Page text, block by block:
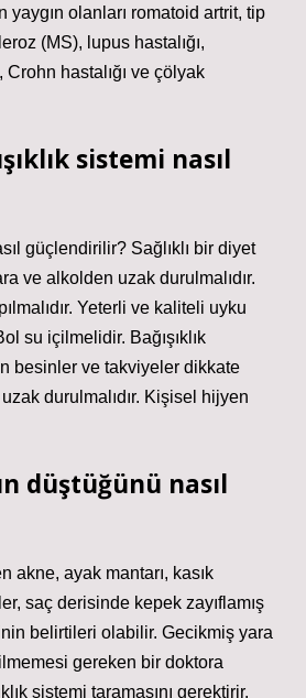
yaygın olanları romatoid artrit, tip
(MS), lupus hastalığı,
Crohn hastalığı ve çölyak
sistemi nasıl
güçlendirilir? Sağlıklı bir diyet
ve alkolden uzak durulmalıdır.
Yeterli ve kaliteli uyku
su içilmelidir. Bağışıklık
besinler ve takviyeler dikkate
uzak durulmalıdır. Kişisel hijyen
düştüğünü nasıl
akne, ayak mantarı, kasık
saç derisinde kepek zayıflamış
belirtileri olabilir. Gecikmiş yara
gereken bir doktora
sistemi taramasını gerektirir.